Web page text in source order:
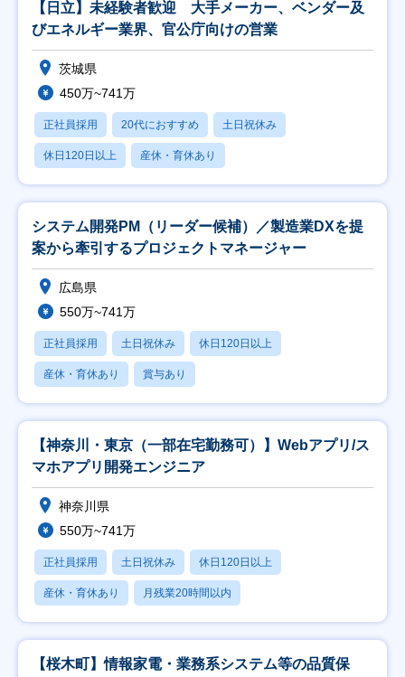
【日立】未経験者歓迎 大手メーカー、ベンダー及
びエネルギー業界、官公庁向けの営業
茨城県
450万~741万
正社員採用 20代におすすめ 土日祝休み
休日120日以上 産休・育休あり
システム開発PM（リーダー候補）／製造業DXを提
案から牽引するプロジェクトマネージャー
広島県
550万~741万
正社員採用 土日祝休み 休日120日以上
産休・育休あり 賞与あり
【神奈川・東京（一部在宅勤務可）】Webアプリ/ス
マホアプリ開発エンジニア
神奈川県
550万~741万
正社員採用 土日祝休み 休日120日以上
産休・育休あり 月残業20時間以内
【桜木町】情報家電・業務系システム等の品質保